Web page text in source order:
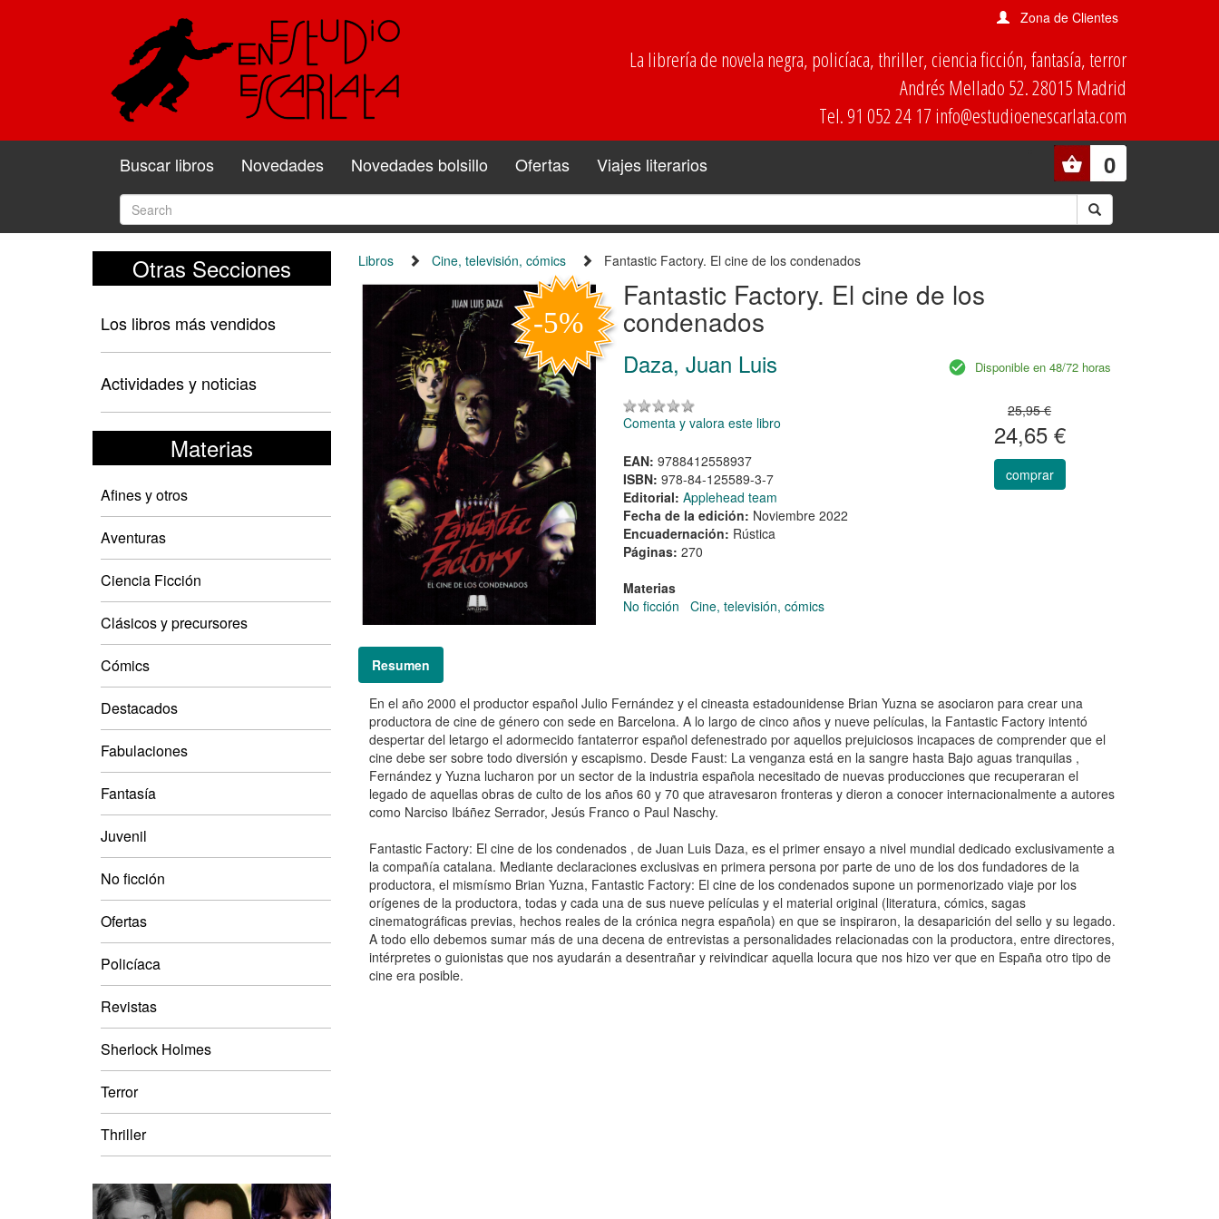
Zona de Clientes
La librería de novela negra, policíaca, thriller, ciencia ficción, fantasía, terror
Andrés Mellado 52. 28015 Madrid
Tel. 91 052 24 17 info@estudioenescarlata.com
0
Buscar libros Novedades Novedades bolsillo Ofertas Viajes literarios
Otras Secciones
Los libros más vendidos
Actividades y noticias
Materias
Afines y otros
Aventuras
Ciencia Ficción
Clásicos y precursores
Cómics
Destacados
Fabulaciones
Fantasía
Juvenil
No ficción
Ofertas
Policíaca
Revistas
Sherlock Holmes
Terror
Thriller
Libros Cine, televisión, cómics Fantastic Factory. El cine de los condenados
Fantastic Factory. El cine de los
condenados
Daza, Juan Luis
Comenta y valora este libro
EAN: 9788412558937
ISBN: 978-84-125589-3-7
Editorial: Applehead team
Fecha de la edición: Noviembre 2022
Encuadernación: Rústica
Páginas: 270
Materias
No ficción
Cine, televisión, cómics
Disponible en 48/72 horas
25,95 €
24,65 €
comprar
Resumen
En el año 2000 el productor español Julio Fernández y el cineasta estadounidense Brian Yuzna se asociaron para crear una
productora de cine de género con sede en Barcelona. A lo largo de cinco años y nueve películas, la Fantastic Factory intentó
despertar del letargo el adormecido fantaterror español defenestrado por aquellos prejuiciosos incapaces de comprender que el
cine debe ser sobre todo diversión y escapismo. Desde Faust: La venganza está en la sangre hasta Bajo aguas tranquilas ,
Fernández y Yuzna lucharon por un sector de la industria española necesitado de nuevas producciones que recuperaran el
legado de aquellas obras de culto de los años 60 y 70 que atravesaron fronteras y dieron a conocer internacionalmente a autores
como Narciso Ibáñez Serrador, Jesús Franco o Paul Naschy.
Fantastic Factory: El cine de los condenados , de Juan Luis Daza, es el primer ensayo a nivel mundial dedicado exclusivamente a
la compañía catalana. Mediante declaraciones exclusivas en primera persona por parte de uno de los dos fundadores de la
productora, el mismísmo Brian Yuzna, Fantastic Factory: El cine de los condenados supone un pormenorizado viaje por los
orígenes de la productora, todas y cada una de sus nueve películas y el material original (literatura, cómics, sagas
cinematográficas previas, hechos reales de la crónica negra española) en que se inspiraron, la desaparición del sello y su legado.
A todo ello debemos sumar más de una decena de entrevistas a personalidades relacionadas con la productora, entre directores,
intérpretes o guionistas que nos ayudarán a desentrañar y reivindicar aquella locura que nos hizo ver que en España otro tipo de
cine era posible.